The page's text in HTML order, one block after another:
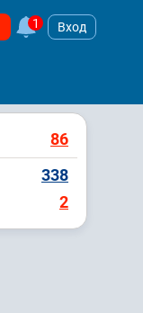
1 Вход
86
338
2